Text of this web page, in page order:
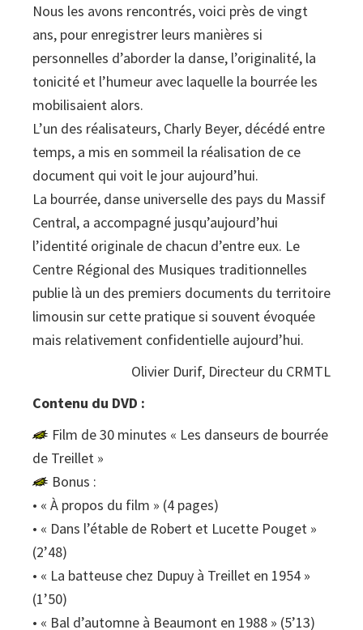
Nous les avons rencontrés, voici près de vingt
ans, pour enregistrer leurs manières si
personnelles d’aborder la danse, l’originalité, la
tonicité et l’humeur avec laquelle la bourrée les
mobilisaient alors.
L’un des réalisateurs, Charly Beyer, décédé entre
temps, a mis en sommeil la réalisation de ce
document qui voit le jour aujourd’hui.
La bourrée, danse universelle des pays du Massif
Central, a accompagné jusqu’aujourd’hui
l’identité originale de chacun d’entre eux. Le
Centre Régional des Musiques traditionnelles
publie là un des premiers documents du territoire
limousin sur cette pratique si souvent évoquée
mais relativement confidentielle aujourd’hui.
Olivier Durif, Directeur du CRMTL
Contenu du DVD :
Film de 30 minutes « Les danseurs de bourrée
de Treillet »
Bonus :
• « À propos du film » (4 pages)
• « Dans l’étable de Robert et Lucette Pouget »
(2’48)
• « La batteuse chez Dupuy à Treillet en 1954 »
(1’50)
• « Bal d’automne à Beaumont en 1988 » (5’13)